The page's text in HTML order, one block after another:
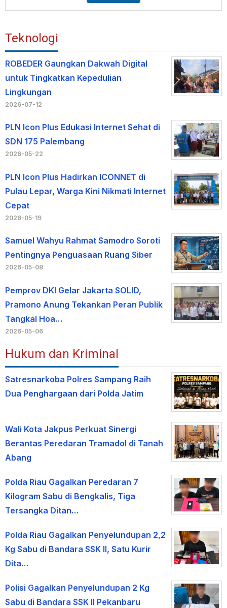
Teknologi
ROBEDER Gaungkan Dakwah Digital
untuk Tingkatkan Kepedulian
Lingkungan
2026-07-12
PLN Icon Plus Edukasi Internet Sehat di
SDN 175 Palembang
2026-05-22
PLN Icon Plus Hadirkan ICONNET di
Pulau Lepar, Warga Kini Nikmati Internet
Cepat
2026-05-19
Samuel Wahyu Rahmat Samodro Soroti
Pentingnya Penguasaan Ruang Siber
2026-05-08
Pemprov DKI Gelar Jakarta SOLID,
Pramono Anung Tekankan Peran Publik
Tangkal Hoa…
2026-05-06
Hukum dan Kriminal
Satresnarkoba Polres Sampang Raih
Dua Penghargaan dari Polda Jatim
Wali Kota Jakpus Perkuat Sinergi
Berantas Peredaran Tramadol di Tanah
Abang
Polda Riau Gagalkan Peredaran 7
Kilogram Sabu di Bengkalis, Tiga
Tersangka Ditan…
Polda Riau Gagalkan Penyelundupan 2,2
Kg Sabu di Bandara SSK II, Satu Kurir
Dita…
Polisi Gagalkan Penyelundupan 2 Kg
Sabu di Bandara SSK II Pekanbaru